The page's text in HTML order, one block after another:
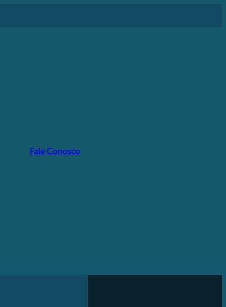
Fale Conosco